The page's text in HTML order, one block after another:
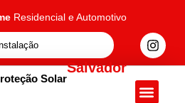
Residencial e Automotivo
Solar
Salvador